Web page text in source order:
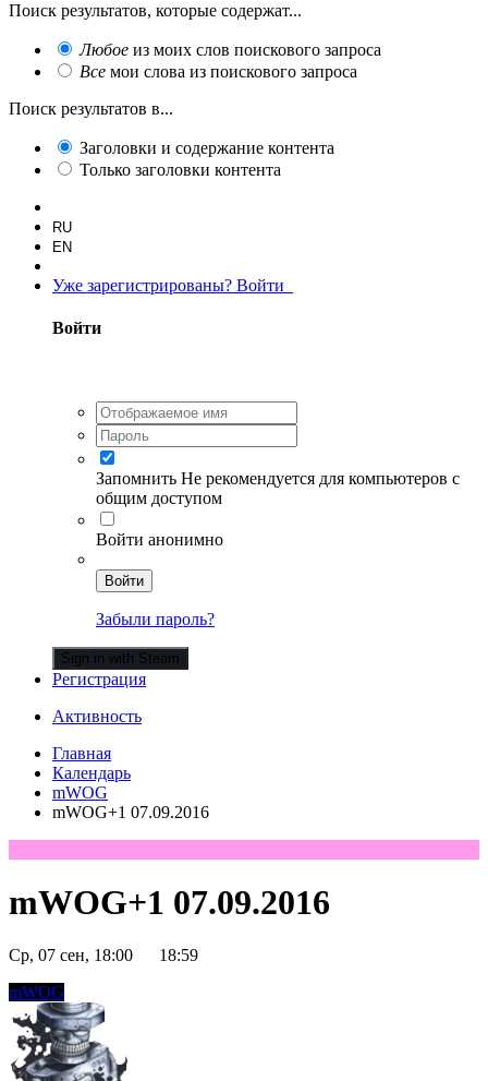
Поиск результатов, которые содержат...
Любое из моих слов поискового запроса
Все мои слова из поискового запроса
Поиск результатов в...
Заголовки и содержание контента
Только заголовки контента
RU
EN
Уже зарегистрированы? Войти
Войти
Запомнить Не рекомендуется для компьютеров с
общим доступом
Войти анонимно
Войти
Забыли пароль?
Sign in with Steam
Регистрация
Активность
Главная
Календарь
mWOG
mWOG+1 07.09.2016
mWOG+1 07.09.2016
Ср, 07 сен, 18:00
18:59
mWOG